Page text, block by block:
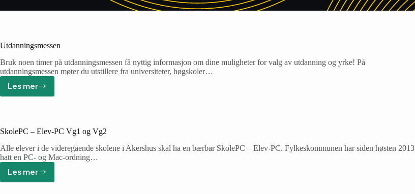
Utdanningsmessen
Bruk noen timer på utdanningsmessen få nyttig informasjon om dine muligheter for valg av utdanning og yrke! På
utdanningsmessen møter du utstillere fra universiteter, høgskoler…
Les mer
SkolePC – Elev-PC Vg1 og Vg2
Alle elever i de videregående skolene i Akershus skal ha en bærbar SkolePC – Elev-PC. Fylkeskommunen har siden høsten 2013
hatt en PC- og Mac-ordning…
Les mer